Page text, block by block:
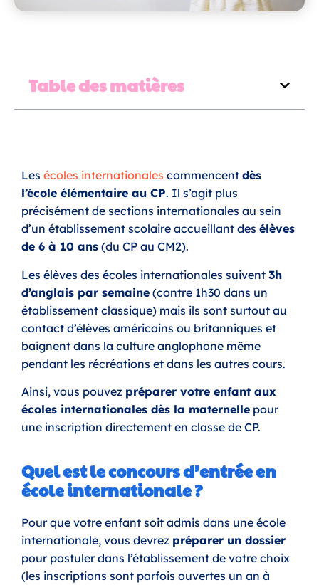
Table des matières
Les écoles internationales commencent dès
l’école élémentaire au CP. Il s’agit plus
précisément de sections internationales au sein
d’un établissement scolaire accueillant des élèves
de 6 à 10 ans (du CP au CM2).
Les élèves des écoles internationales suivent 3h
d’anglais par semaine (contre 1h30 dans un
établissement classique) mais ils sont surtout au
contact d’élèves américains ou britanniques et
baignent dans la culture anglophone même
pendant les récréations et dans les autres cours.
Ainsi, vous pouvez préparer votre enfant aux
écoles internationales dès la maternelle pour
une inscription directement en classe de CP.
Quel est le concours d’entrée en
école internationale ?
Pour que votre enfant soit admis dans une école
internationale, vous devrez préparer un dossier
pour postuler dans l’établissement de votre choix
(les inscriptions sont parfois ouvertes un an à